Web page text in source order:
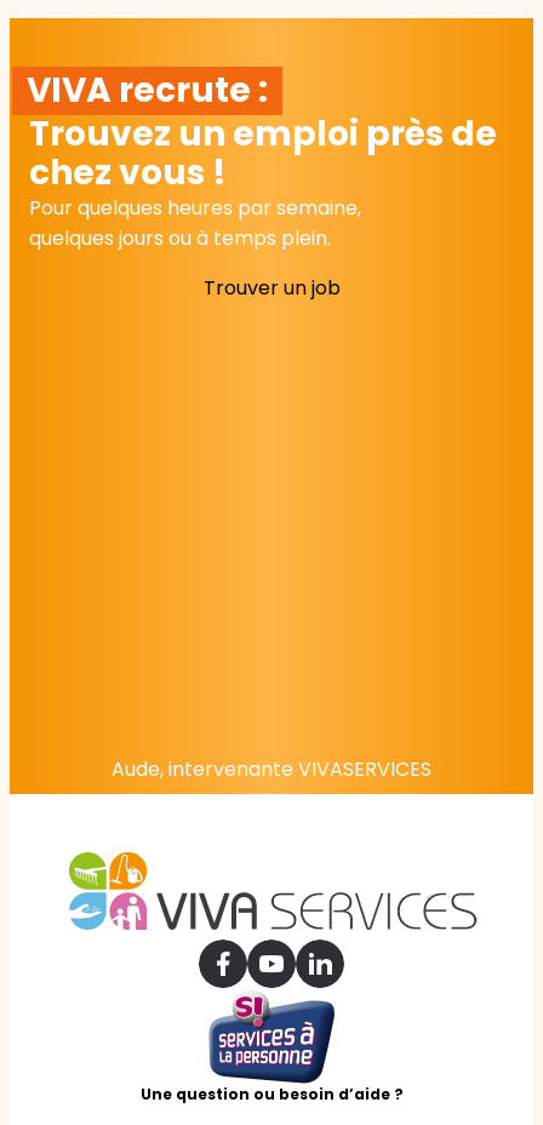
VIVA recrute :
Trouvez un emploi près de
chez vous !
Pour quelques heures par semaine,
quelques jours ou à temps plein.
Trouver un job
Aude, intervenante VIVASERVICES
Une question ou besoin d’aide ?